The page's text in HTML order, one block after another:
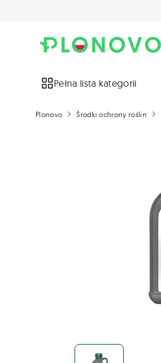
Pełna lista kategorii
Plonovo Środki ochrony roślin